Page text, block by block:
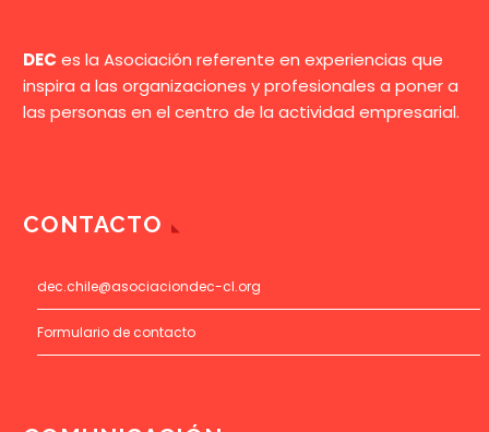
DEC es la Asociación referente en experiencias que
inspira a las organizaciones y profesionales a poner a
las personas en el centro de la actividad empresarial.
CONTACTO
dec.chile@asociaciondec-cl.org
Formulario de contacto